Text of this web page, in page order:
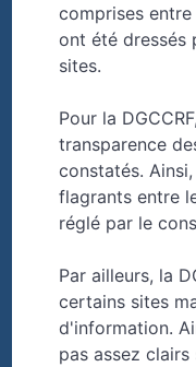
comprises
ont été dressés
sites.
Pour la
transparence
constatés.
flagrants entre
réglé par le
Par ailleurs, la
certains sites
d'information.
pas assez